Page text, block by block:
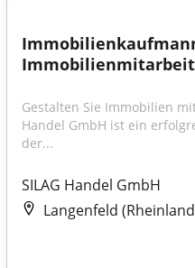
Gestalten Sie Immobilien
Handel GmbH ist ein
der...
SILAG Handel GmbH
Langenfeld